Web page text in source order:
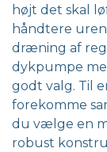
højt det skal
håndtere
dræning af
dykpumpe
godt valg. Til
forekomme
du vælge en
robust